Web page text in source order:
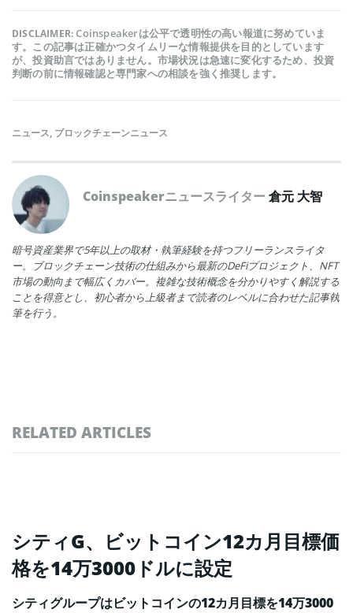
DISCLAIMER:Coinspeakerは公平で透明性の高い報道に努めていま
す。この記事は正確かつタイムリーな情報提供を目的としています
が、投資助言ではありません。市場状況は急速に変化するため、投資
判断の前に情報確認と専門家への相談を強く推奨します。
ニュース, ブロックチェーンニュース
Coinspeakerニュースライター倉元 大智
暗号資産業界で5年以上の取材・執筆経験を持つフリーランスライタ
ー。ブロックチェーン技術の仕組みから最新のDeFiプロジェクト、NFT
市場の動向まで幅広くカバー。複雑な技術概念を分かりやすく解説する
ことを得意とし、初心者から上級者まで読者のレベルに合わせた記事執
筆を行う。
RELATED ARTICLES
シティG、ビットコイン12カ月目標価
格を14万3000ドルに設定
シティグループはビットコインの12カ月目標を14万3000